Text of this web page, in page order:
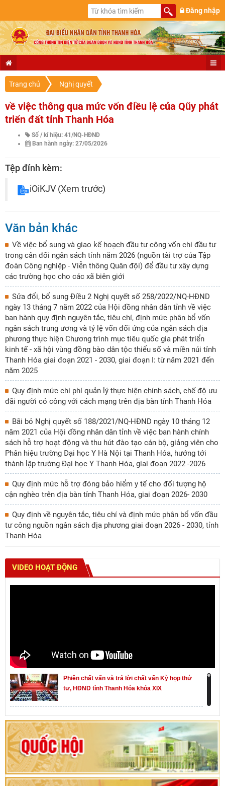
Đăng nhập
Trang chủ Nghị quyết
về việc thông qua mức vốn điều lệ của Qũy phát
triển đất tỉnh Thanh Hóa
Số / kí hiệu: 41/NQ-HĐND
Ban hành ngày: 27/05/2026
Tệp đính kèm:
iOiKJV (Xem trước)
Văn bản khác
Về việc bổ sung và giao kế hoạch đầu tư công vốn chi đầu tư
trong cân đối ngân sách tỉnh năm 2026 (nguồn tài trợ của Tập
đoàn Công nghiệp - Viễn thông Quân đội) để đầu tư xây dựng
các trường học cho các xã biên giới
Sửa đổi, bổ sung Điều 2 Nghị quyết số 258/2022/NQ-HĐND
ngày 13 tháng 7 năm 2022 của Hội đồng nhân dân tỉnh về việc
ban hành quy định nguyên tắc, tiêu chí, định mức phân bổ vốn
ngân sách trung ương và tỷ lệ vốn đối ứng của ngân sách địa
phương thực hiện Chương trình mục tiêu quốc gia phát triển
kinh tế - xã hội vùng đồng bào dân tộc thiểu số và miền núi tỉnh
Thanh Hóa giai đoạn 2021 - 2030, giai đoạn I: từ năm 2021 đến
năm 2025
Quy định mức chi phí quản lý thực hiện chính sách, chế độ ưu
đãi người có công với cách mạng trên địa bàn tỉnh Thanh Hóa
Bãi bỏ Nghị quyết số 188/2021/NQ-HĐND ngày 10 tháng 12
năm 2021 của Hội đồng nhân dân tỉnh về việc ban hành chính
sách hỗ trợ hoạt động và thu hút đào tạo cán bộ, giảng viên cho
Phân hiệu trường Đại học Y Hà Nội tại Thanh Hóa, hướng tới
thành lập trường Đại học Y Thanh Hóa, giai đoạn 2022 -2026
Quy định mức hỗ trợ đóng bảo hiểm y tế cho đối tượng hộ
cận nghèo trên địa bàn tỉnh Thanh Hóa, giai đoạn 2026- 2030
Quy định về nguyên tắc, tiêu chí và định mức phân bổ vốn đầu
tư công nguồn ngân sách địa phương giai đoạn 2026 - 2030, tỉnh
Thanh Hóa
VIDEO HOẠT ĐỘNG
Phiên chất vấn và trả lời chất vấn Kỳ họp thứ
tư, HĐND tỉnh Thanh Hóa khóa XIX
Khai mạc kỳ họp thứ Nhất, Quốc hội khóa XVI
Hướng dẫn quy trình bỏ phiếu bầu cử ĐBQH
khoá XVI và đại biểu HĐND các cấp nhiệm kỳ
2026-2031